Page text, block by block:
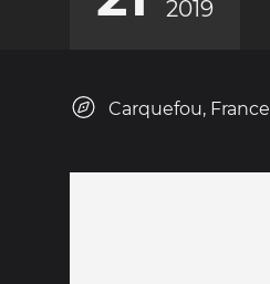
2019
Carquefou, France